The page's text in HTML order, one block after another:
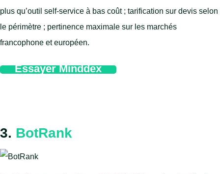
plus qu’outil self-service à bas coût ; tarification sur devis selon
le périmètre ; pertinence maximale sur les marchés
francophone et européen.
Essayer Minddex
3. BotRank